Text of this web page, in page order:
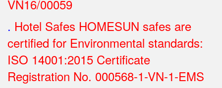
VN16/00059
. Hotel Safes HOMESUN safes are
certified for Environmental standards:
ISO 14001:2015 Certificate
Registration No. 000568-1-VN-1-EMS